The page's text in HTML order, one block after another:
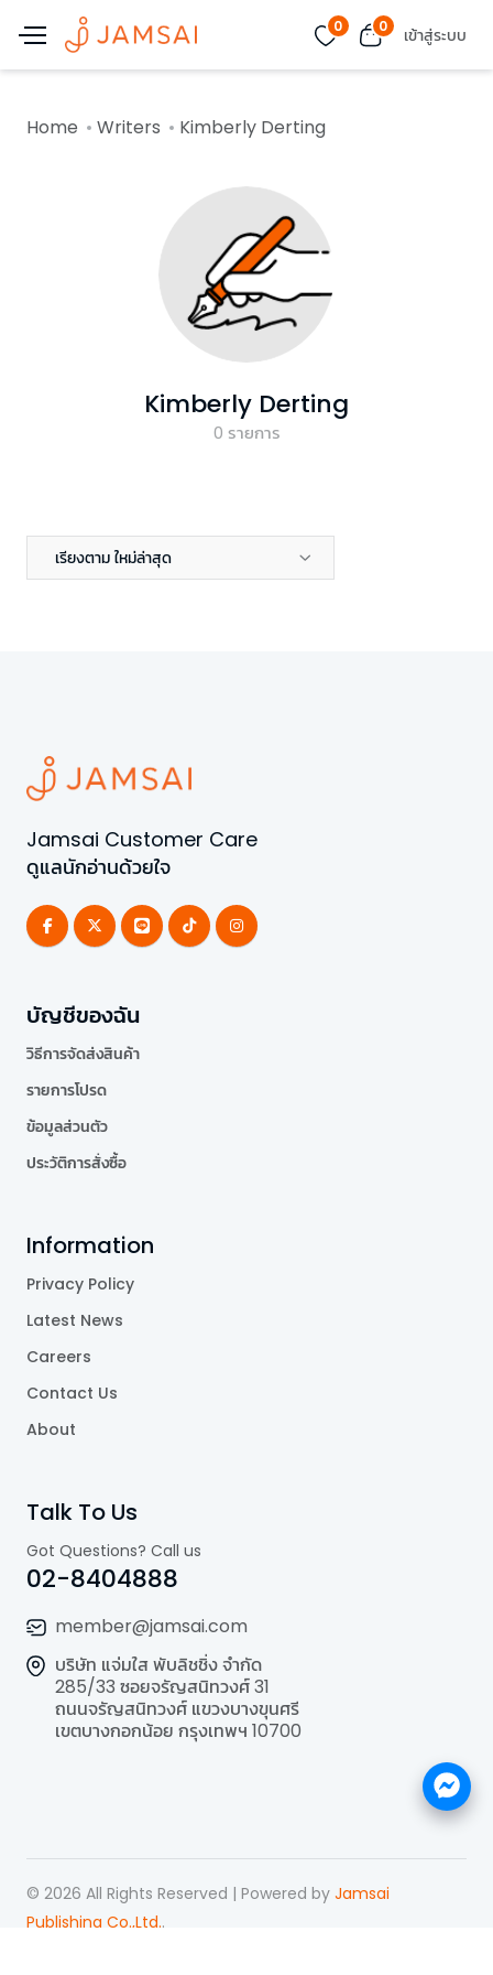
0 0 เข้าสู่ระบบ
Home Writers Kimberly Derting
Kimberly Derting
0 รายการ
เรียงตาม ใหม่ล่าสุด
Jamsai Customer Care
ดูแลนักอ่านด้วยใจ
บัญชีของฉัน
วิธีการจัดส่งสินค้า
รายการโปรด
ข้อมูลส่วนตัว
ประวัติการสั่งซื้อ
Information
Privacy Policy
Latest News
Careers
Contact Us
About
Talk To Us
Got Questions? Call us
02-8404888
member@jamsai.com
บริษัท แจ่มใส พับลิชชิ่ง จำกัด
285/33 ซอยจรัญสนิทวงศ์ 31
ถนนจรัญสนิทวงศ์ แขวงบางขุนศรี
เขตบางกอกน้อย กรุงเทพฯ 10700
© 2026 All Rights Reserved | Powered by Jamsai
Publishing Co.,Ltd..